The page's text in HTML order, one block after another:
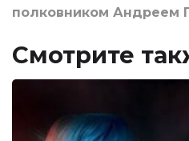
полковником Андреем
Смотрите